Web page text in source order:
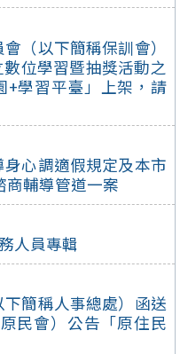
（以下簡稱保訓會）
位學習暨抽獎活動之
+學習平臺」上架，請
心調適假規定及本市
商輔導管道一案
人員專輯
簡稱人事總處）函送
民會）公告「原住民